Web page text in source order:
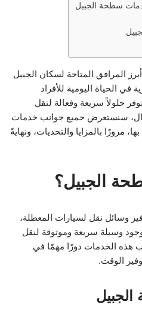
سطحة الجبيل
المرافق المتاحة لسكان الجبيل
في الحياة اليومية للأفراد
حلولاً سريعة وفعالة لنقل
سنستعرض جميع جوانب خدمات
مرورًا بالمزايا والتحديات، ونهايةً
الجبيل؟
وسائل نقل لسيارات المعطلة،
وسيلة سريعة وموثوقة لنقل
هذه الخدمات دورًا مهمًا في
الوقت.